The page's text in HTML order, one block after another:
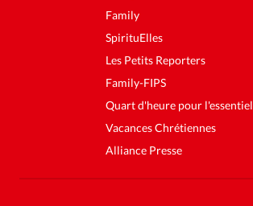
Family
SpirituElles
Les Petits Reporters
Family-FIPS
Quart d'heure pour l'essentiel
Vacances Chrétiennes
Alliance Presse